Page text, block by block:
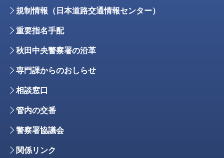
規制情報（日本道路交通情報センター）
重要指名手配
秋田中央警察署の沿革
専門課からのおしらせ
相談窓口
管内の交番
警察署協議会
関係リンク